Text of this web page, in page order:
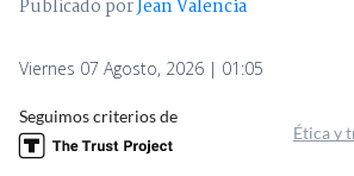
Publicado porJean Valencia
Viernes 07 Agosto, 2026 | 01:05
Seguimos criterios de
Ética y